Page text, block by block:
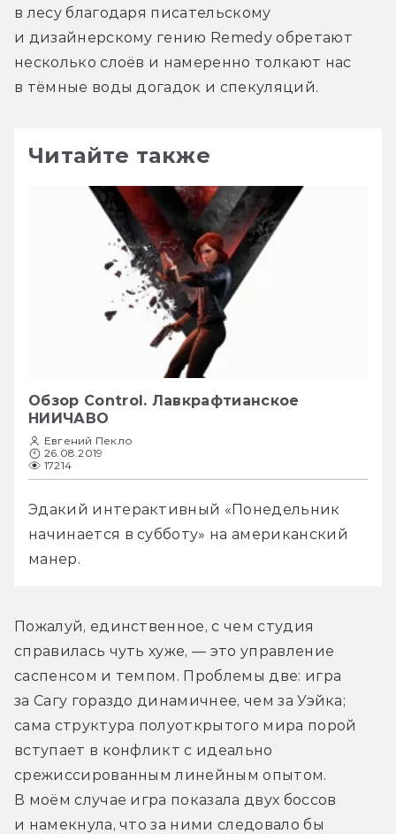
в лесу благодаря писательскому
и дизайнерскому гению Remedy обретают
несколько слоёв и намеренно толкают нас
в тёмные воды догадок и спекуляций.
Читайте также
Обзор Control. Лавкрафтианское
НИИЧАВО
Евгений Пекло
26.08.2019
17214
Эдакий интерактивный «Понедельник
начинается в субботу» на американский
манер.
Пожалуй, единственное, с чем студия
справилась чуть хуже, — это управление
саспенсом и темпом. Проблемы две: игра
за Сагу гораздо динамичнее, чем за Уэйка;
сама структура полуоткрытого мира порой
вступает в конфликт с идеально
срежиссированным линейным опытом.
В моём случае игра показала двух боссов
и намекнула, что за ними следовало бы